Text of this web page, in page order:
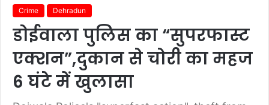
Crime Dehradun
डोईवाला पुलिस का “सुपरफास्ट
एक्शन”,दुकान से चोरी का महज
6 घंटे में खुलासा